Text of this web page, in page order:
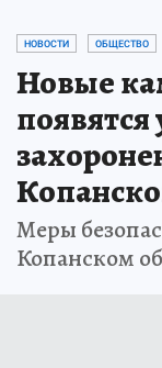
НОВОСТИ ОБЩЕСТВО
Новые
Меры
Копанском